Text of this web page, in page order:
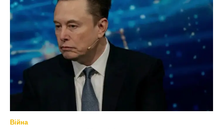
Війна